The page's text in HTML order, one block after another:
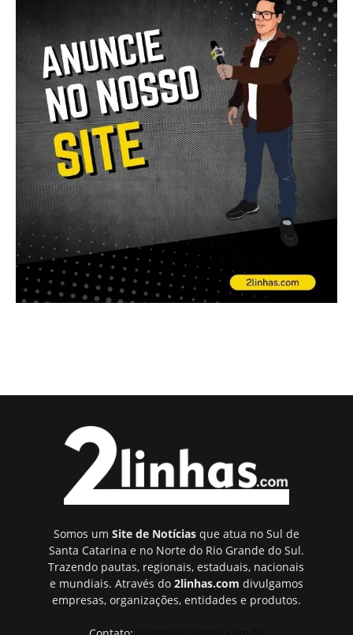
Somos um Site de Notíciasque atua no Sul de
Santa Catarina e no Norte do Rio Grande do Sul.
Trazendo pautas, regionais, estaduais, nacionais
e mundiais. Através do 2linhas.com divulgamos
empresas, organizações, entidades e produtos.